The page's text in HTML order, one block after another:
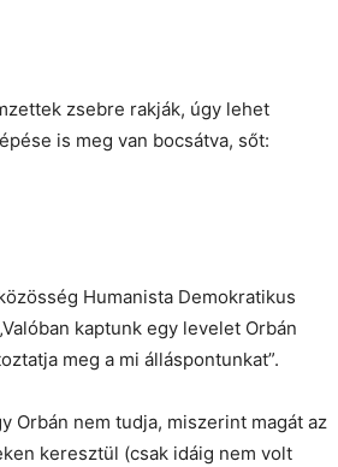
zsebre rakják, úgy lehet
is meg van bocsátva, sőt:
Humanista Demokratikus
kaptunk egy levelet Orbán
meg a mi álláspontunkat”.
Orbán nem tudja, miszerint magát az
keresztül (csak idáig nem volt